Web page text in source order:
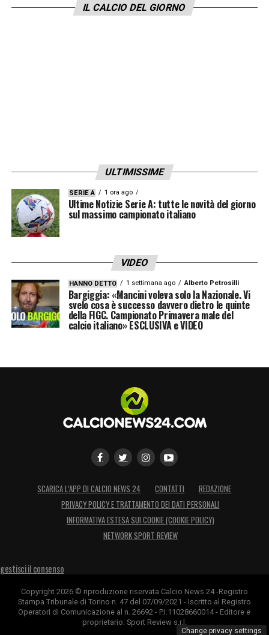
IL CALCIO DEL GIORNO
ULTIMISSIME
SERIE A 1 ora ago
Ultime Notizie Serie A: tutte le novità del giorno
sul massimo campionato italiano
VIDEO
HANNO DETTO 1 settimana ago Alberto Petrosilli
Bargiggia: «Mancini voleva solo la Nazionale. Vi
svelo cosa è successo davvero dietro le quinte
della FIGC. Campionato Primavera male del
calcio italiano» ESCLUSIVA e VIDEO
SCARICA L’APP DI CALCIO NEWS 24 CONTATTI
REDAZIONE
PRIVACY POLICY E TRATTAMENTO DEI DATI PERSONALI
INFORMATIVA ESTESA SUI COOKIE (COOKIE POLICY)
NETWORK SPORT REVIEW
gestisci il consenso
Copyright 2026 © riproduzione riservata Calcio News 24 -Registro
Stampa Tribunale di Torino n. 47 del 07/09/2021 - Iscritto al Registro
Operatori di Comunicazione al n. 26692 - P.I.11028660014 - Editore e
proprietario: Sport Review s.r.l.
Change privacy settings